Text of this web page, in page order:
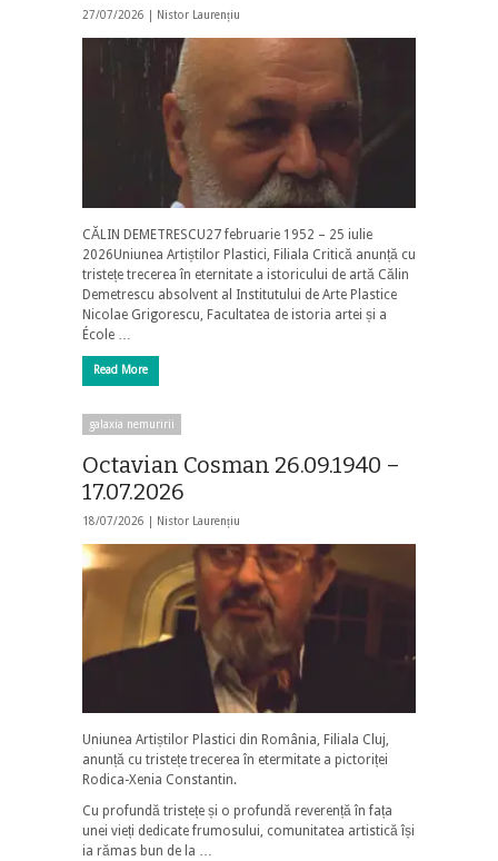
27/07/2026 | Nistor Laurențiu
CĂLIN DEMETRESCU27 februarie 1952 – 25 iulie
2026Uniunea Artiștilor Plastici, Filiala Critică anunță cu
tristețe trecerea în eternitate a istoricului de artă Călin
Demetrescu absolvent al Institutului de Arte Plastice
Nicolae Grigorescu, Facultatea de istoria artei și a
École …
Read More
galaxia nemuririi
Octavian Cosman 26.09.1940 –
17.07.2026
18/07/2026 | Nistor Laurențiu
Uniunea Artiștilor Plastici din România, Filiala Cluj,
anunță cu tristețe trecerea în etermitate a pictoriței
Rodica-Xenia Constantin.
Cu profundă tristețe și o profundă reverență în fața
unei vieți dedicate frumosului, comunitatea artistică își
ia rămas bun de la …